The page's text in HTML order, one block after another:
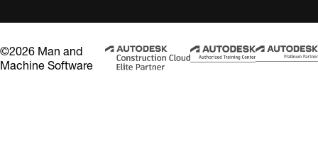
©2026 Man and
Machine Software